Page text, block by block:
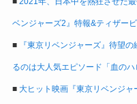
ベンジャーズ2』特報&ティザー
■ 『東京リベンジャーズ』待望
るのは大人気エピソード「血のハ
■ 大ヒット映画『東京リベンジ